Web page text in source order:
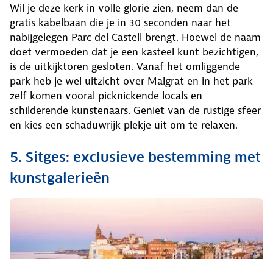
Wil je deze kerk in volle glorie zien, neem dan de
gratis kabelbaan die je in 30 seconden naar het
nabijgelegen Parc del Castell brengt. Hoewel de naam
doet vermoeden dat je een kasteel kunt bezichtigen,
is de uitkijktoren gesloten. Vanaf het omliggende
park heb je wel uitzicht over Malgrat en in het park
zelf komen vooral picknickende locals en
schilderende kunstenaars. Geniet van de rustige sfeer
en kies een schaduwrijk plekje uit om te relaxen.
5. Sitges: exclusieve bestemming met
kunstgalerieën